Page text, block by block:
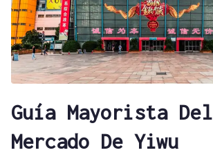
Guía Mayorista Del
Mercado De Yiwu